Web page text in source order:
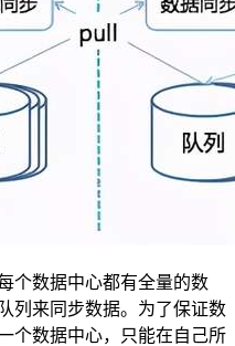
个数据中心都有全量的数
列来同步数据。为了保证数
个数据中心，只能在自己所